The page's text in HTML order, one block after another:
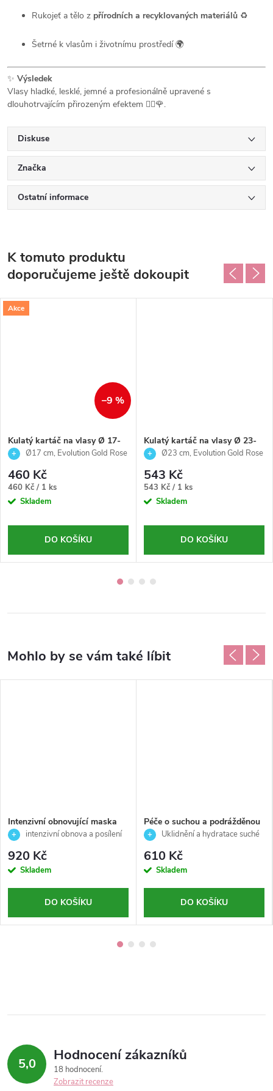
Rukojeť a tělo z přírodních a recyklovaných materiálů ♻️
Šetrné k vlasům i životnímu prostředí 🌍
✨ Výsledek
Vlasy hladké, lesklé, jemné a profesionálně upravené s
dlouhotrvajícím přirozeným efektem 💇‍♀️🌹.
Diskuse
Značka
Ostatní informace
K tomuto produktu
doporučujeme ještě dokoupit
Akce
–9 %
Kulatý kartáč na vlasy Ø 17-
Evolution Gold Rose-Termix
Ø17 cm, Evolution Gold Rose
460 Kč
Měrná
cena:
460 Kč / 1 ks
Skladem
DO KOŠÍKU
Kulatý kartáč na vlasy Ø 23-
Evolution Gold Rose-Termix
Ø23 cm, Evolution Gold Rose
543 Kč
Měrná
cena:
543 Kč / 1 ks
Skladem
DO KOŠÍKU
Intenzivní obnovující maska
pro posílení vlasových vazeb-
Revlon Professional-500ml
intenzivní obnova a posílení
920 Kč
Skladem
DO KOŠÍKU
Péče o suchou a podrážděnou
vlasovou pokožku - Rena -
Uklidnění a hydratace suché
610 Kč
Skladem
DO KOŠÍKU
5,0 Hodnocení zákazníků
18 hodnocení
Zobrazit recenze